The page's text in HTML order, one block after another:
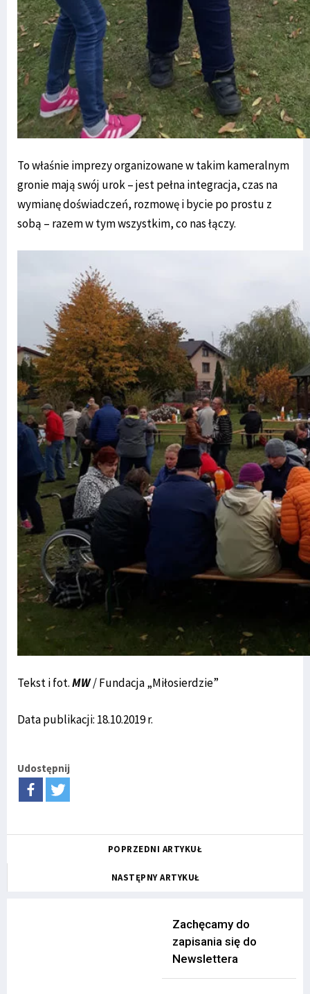
To właśnie imprezy organizowane w takim kameralnym
gronie mają swój urok – jest pełna integracja, czas na
wymianę doświadczeń, rozmowę i bycie po prostu z
sobą – razem w tym wszystkim, co nas łączy.
Tekst i fot.MW/ Fundacja „Miłosierdzie”
Data publikacji: 18.10.2019 r.
Udostępnij
POPRZEDNI ARTYKUŁ
NASTĘPNY ARTYKUŁ
Zachęcamy do
zapisania się do
Newslettera